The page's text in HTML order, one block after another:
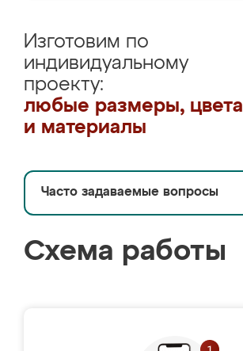
Изготовим по
индивидуальному
проекту:
любые размеры, цвета
и материалы
Часто задаваемые вопросы
Схема работы